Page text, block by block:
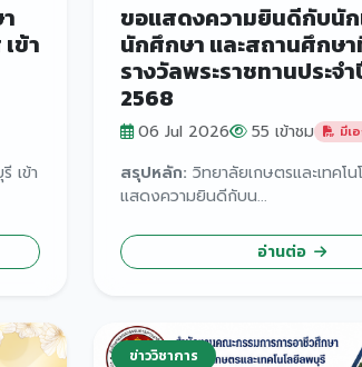
ข้า
เข้า
ขอแสดงความยินดีกับนัก
นักศึกษา และสถานศึกษา
รางวัลพระราชทานประจ
2568
06 Jul 2026 55 เข้าชม มีเ
สรุปหลัก: วิทยาลัยเกษตรและเทคโ
แสดงความยินดีกับน...
อ่านต่อ
ข่าววิชาการ